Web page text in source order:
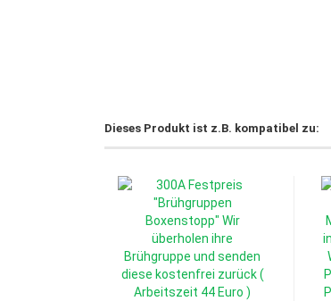
Dieses Produkt ist z.B. kompatibel zu: